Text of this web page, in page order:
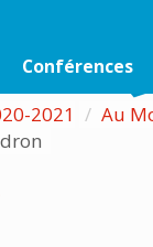
Conférences
2021
Au